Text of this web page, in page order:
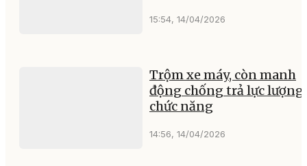
15:54, 14/04/2026
Trộm xe máy, còn manh
động chống trả lực lượng
chức năng
14:56, 14/04/2026